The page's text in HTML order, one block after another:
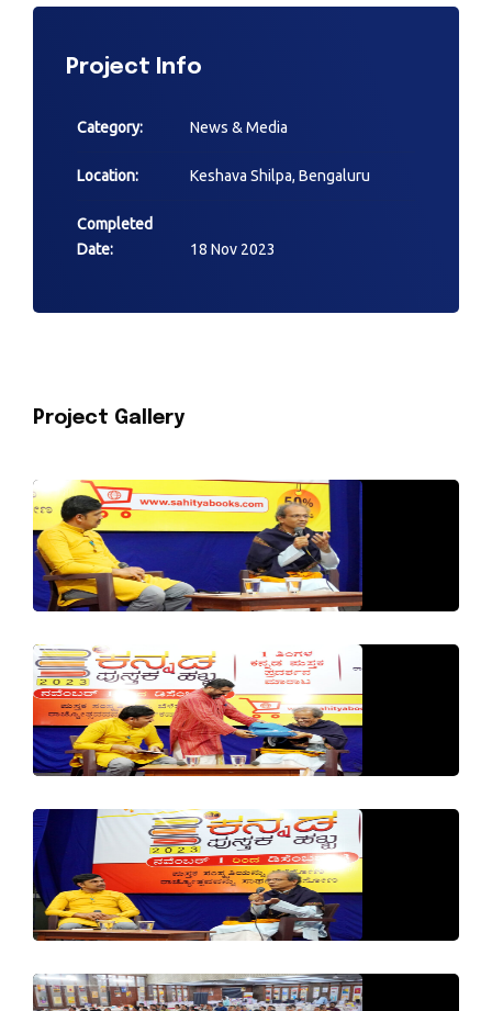
Project Info
Category: News & Media
Location: Keshava Shilpa, Bengaluru
Completed
Date:
18 Nov 2023
Project Gallery